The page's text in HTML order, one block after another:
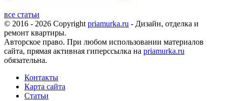
все статьи
© 2016 - 2026 Copyright priamurka.ru - Дизайн, отделка и
ремонт квартиры.
Авторское право. При любом использовании материалов
сайта, прямая активная гиперссылка на priamurka.ru
обязательна.
Контакты
Карта сайта
Статьи